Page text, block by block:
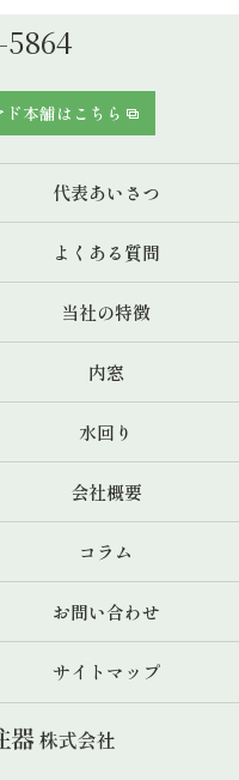
ド本舗はこちら
代表あいさつ
よくある質問
当社の特徴
内窓
水回り
会社概要
コラム
お問い合わせ
サイトマップ